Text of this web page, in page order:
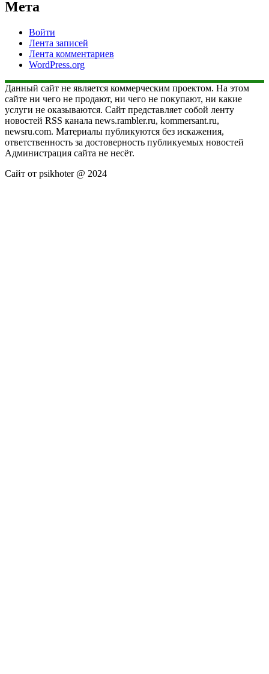
Мета
Войти
Лента записей
Лента комментариев
WordPress.org
Данный сайт не является коммерческим проектом. На этом
сайте ни чего не продают, ни чего не покупают, ни какие
услуги не оказываются. Сайт представляет собой ленту
новостей RSS канала news.rambler.ru, kommersant.ru,
newsru.com. Материалы публикуются без искажения,
ответственность за достоверность публикуемых новостей
Администрация сайта не несёт.
Сайт от psikhoter @ 2024